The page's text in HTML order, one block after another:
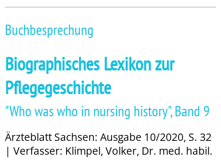
Buchbesprechung
Biographisches Lexikon zur
Pflegegeschichte
"Who was who in nursing history", Band 9
Ärzteblatt Sachsen: Ausgabe 10/2020, S. 32
| Verfasser: Klimpel, Volker, Dr. med. habil.